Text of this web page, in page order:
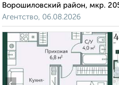
Ворошиловский район, мкр.
Агентство, 06.08.2026